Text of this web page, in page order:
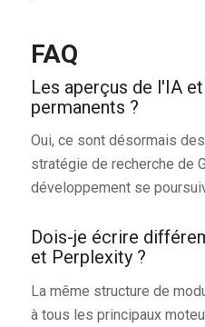
FAQ
Les aperçus de l'IA
permanents ?
Oui, ce sont désormais
stratégie de recherche de
développement se
Dois-je écrire
et Perplexity ?
La même structure de
à tous les principaux